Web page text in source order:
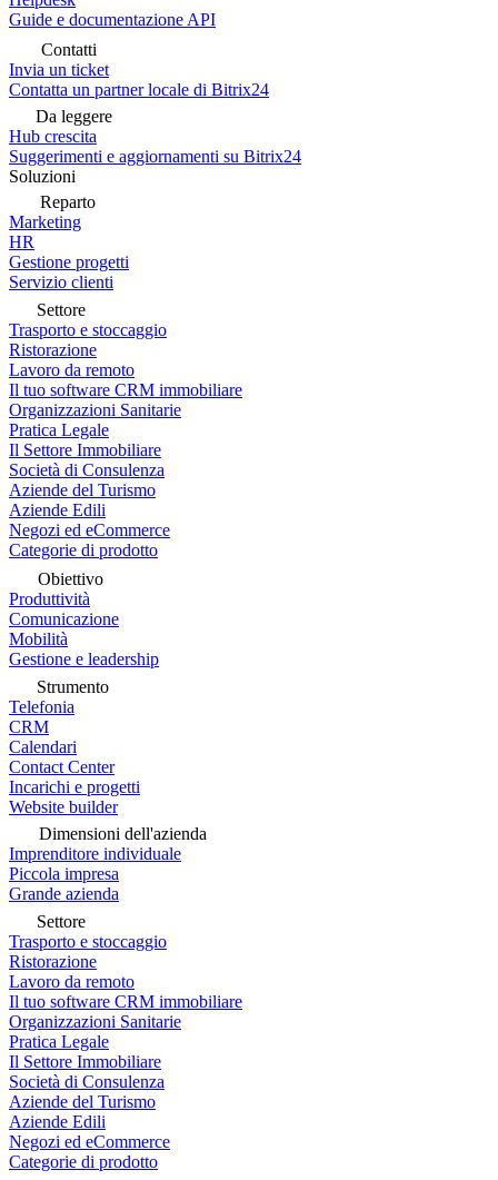
Guide e documentazione API
Contatti
Invia un ticket
Contatta un partner locale di Bitrix24
Da leggere
Hub crescita
Suggerimenti e aggiornamenti su Bitrix24
Soluzioni
Reparto
Marketing
HR
Gestione progetti
Servizio clienti
Settore
Trasporto e stoccaggio
Ristorazione
Lavoro da remoto
Il tuo software CRM immobiliare
Organizzazioni Sanitarie
Pratica Legale
Il Settore Immobiliare
Società di Consulenza
Aziende del Turismo
Aziende Edili
Negozi ed eCommerce
Categorie di prodotto
Obiettivo
Produttività
Comunicazione
Mobilità
Gestione e leadership
Strumento
Telefonia
CRM
Calendari
Contact Center
Incarichi e progetti
Website builder
Dimensioni dell'azienda
Imprenditore individuale
Piccola impresa
Grande azienda
Settore
Trasporto e stoccaggio
Ristorazione
Lavoro da remoto
Il tuo software CRM immobiliare
Organizzazioni Sanitarie
Pratica Legale
Il Settore Immobiliare
Società di Consulenza
Aziende del Turismo
Aziende Edili
Negozi ed eCommerce
Categorie di prodotto